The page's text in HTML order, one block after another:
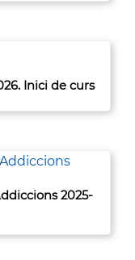
Inici de curs
2025-